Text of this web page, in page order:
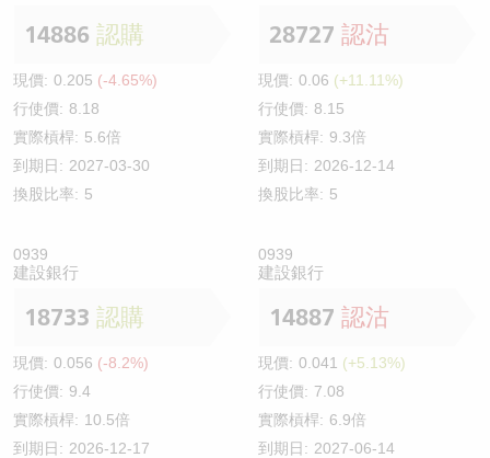
14886 認購
現價: 0.205 (-4.65%)
行使價: 8.18
實際槓桿: 5.6倍
到期日: 2027-03-30
換股比率: 5
28727 認沽
現價: 0.06 (+11.11%)
行使價: 8.15
實際槓桿: 9.3倍
到期日: 2026-12-14
換股比率: 5
0939
建設銀行
18733 認購
現價: 0.056 (-8.2%)
行使價: 9.4
實際槓桿: 10.5倍
到期日: 2026-12-17
0939
建設銀行
14887 認沽
現價: 0.041 (+5.13%)
行使價: 7.08
實際槓桿: 6.9倍
到期日: 2027-06-14